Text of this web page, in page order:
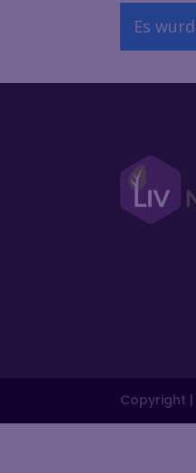
Es
Copyright |